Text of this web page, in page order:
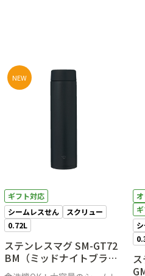
NEW
ギフト対応
シームレスせん
スクリュー
0.72L
ステンレスマグ SM-GT72
BM（ミッドナイトブラッ
ク）